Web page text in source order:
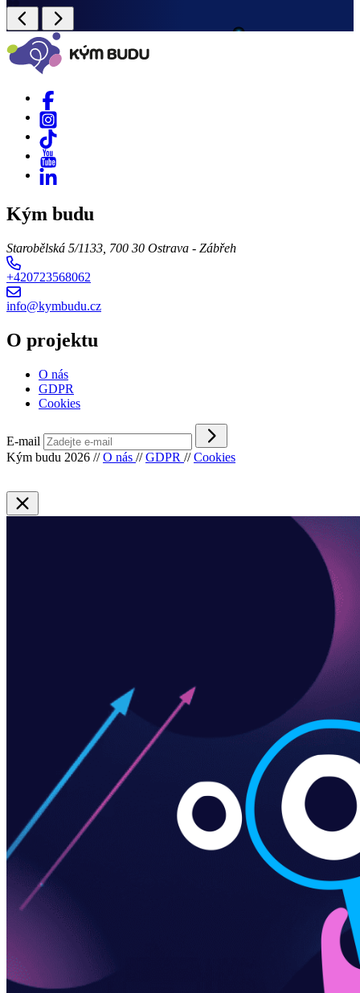
Kým budu
Starobělská 5/1133, 700 30 Ostrava - Zábřeh
+420723568062
info@kymbudu.cz
O projektu
O nás
GDPR
Cookies
E-mail
Kým budu 2026 // O nás // GDPR // Cookies